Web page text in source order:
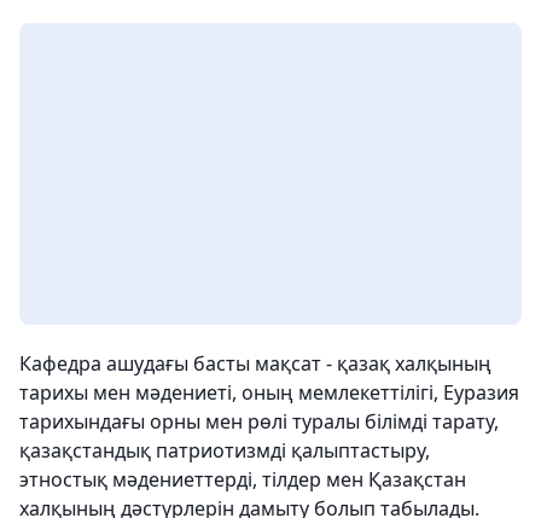
Кафедра ашудағы басты мақсат - қазақ халқының
тарихы мен мәдениеті, оның мемлекеттілігі, Еуразия
тарихындағы орны мен рөлі туралы білімді тарату,
қазақстандық патриотизмді қалыптастыру,
этностық мәдениеттерді, тілдер мен Қазақстан
халқының дәстүрлерін дамыту болып табылады.